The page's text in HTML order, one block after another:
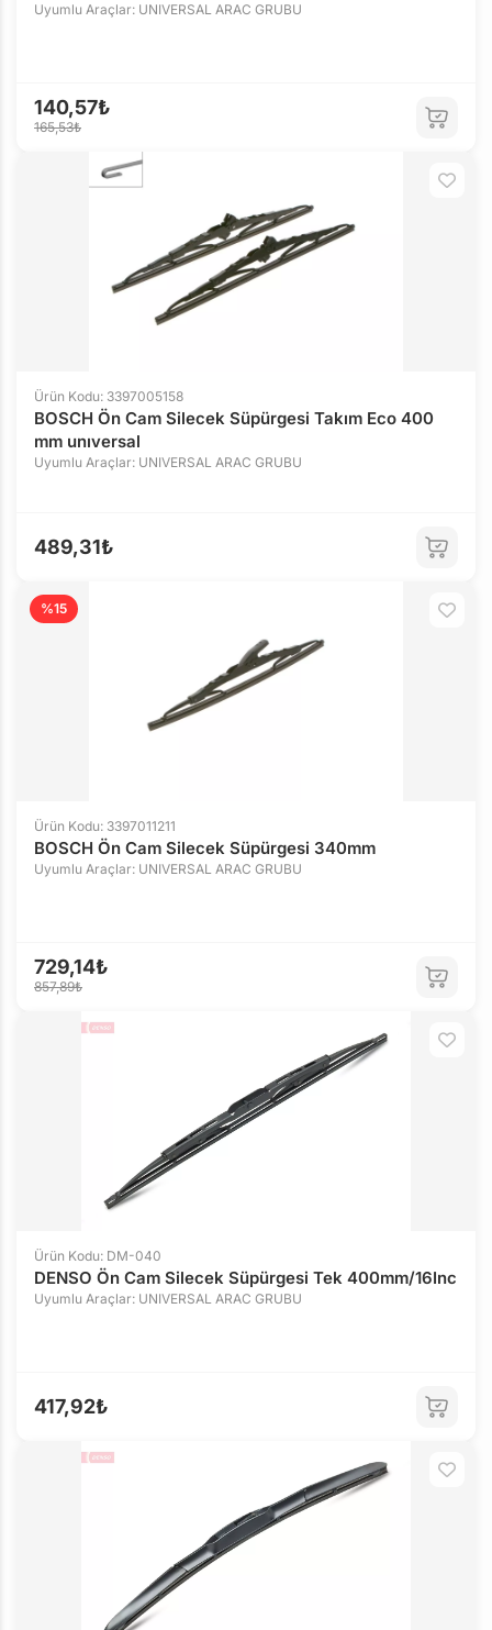
Uyumlu Araçlar: UNIVERSAL ARAC GRUBU
140,57₺
165,53₺
Ürün Kodu: 3397005158
BOSCH Ön Cam Silecek Süpürgesi Takım Eco 400
mm unıversal
Uyumlu Araçlar: UNIVERSAL ARAC GRUBU
489,31₺
%15
Ürün Kodu: 3397011211
BOSCH Ön Cam Silecek Süpürgesi 340mm
Uyumlu Araçlar: UNIVERSAL ARAC GRUBU
729,14₺
857,89₺
Ürün Kodu: DM-040
DENSO Ön Cam Silecek Süpürgesi Tek 400mm/16Inc
Uyumlu Araçlar: UNIVERSAL ARAC GRUBU
417,92₺